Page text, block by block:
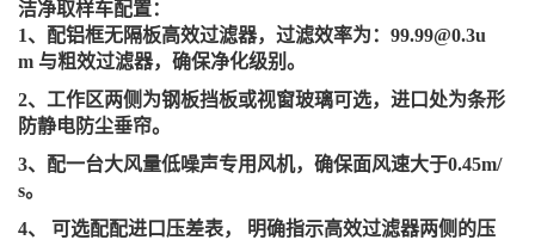
洁净取样车配置：
1、配铝框无隔板高效过滤器，过滤效率为：99.99@0.3u
m 与粗效过滤器，确保净化级别。
2、工作区两侧为钢板挡板或视窗玻璃可选，进口处为条形
防静电防尘垂帘。
3、配一台大风量低噪声专用风机，确保面风速大于0.45m/
s。
4、 可选配配进口压差表， 明确指示高效过滤器两侧的压